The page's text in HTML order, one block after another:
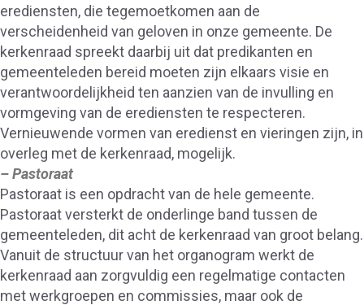
erediensten, die tegemoetkomen aan de
verscheidenheid van geloven in onze gemeente. De
kerkenraad spreekt daarbij uit dat predikanten en
gemeenteleden bereid moeten zijn elkaars visie en
verantwoordelijkheid ten aanzien van de invulling en
vormgeving van de erediensten te respecteren.
Vernieuwende vormen van eredienst en vieringen zijn, in
overleg met de kerkenraad, mogelijk.
– Pastoraat
Pastoraat is een opdracht van de hele gemeente.
Pastoraat versterkt de onderlinge band tussen de
gemeenteleden, dit acht de kerkenraad van groot belang.
Vanuit de structuur van het organogram werkt de
kerkenraad aan zorgvuldig een regelmatige contacten
met werkgroepen en commissies, maar ook de